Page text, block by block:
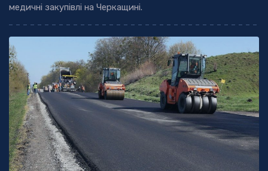
медичні закупівлі на Черкащині.